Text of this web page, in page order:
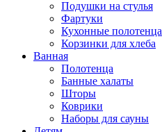
Подушки на стулья
Фартуки
Кухонные полотенца
Корзинки для хлеба
Ванная
Полотенца
Банные халаты
Шторы
Коврики
Наборы для сауны